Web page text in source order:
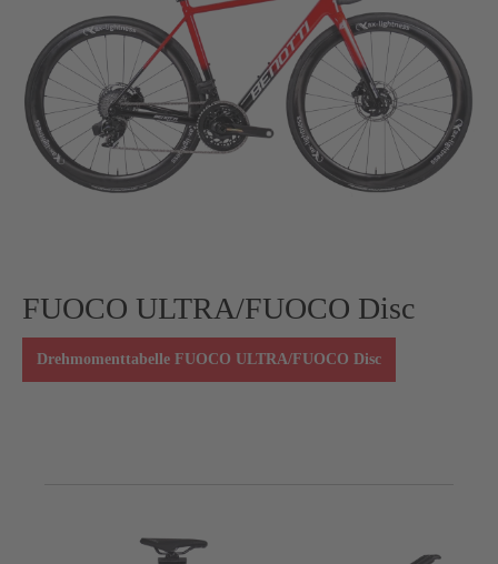
FUOCO ULTRA/FUOCO Disc
Drehmomenttabelle FUOCO ULTRA/FUOCO Disc